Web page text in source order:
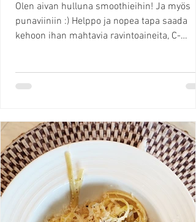
Olen aivan hulluna smoothieihin! Ja myös
punaviiniin :) Helppo ja nopea tapa saada
kehoon ihan mahtavia ravintoaineita, C-